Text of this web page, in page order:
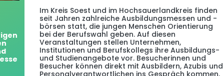
Im Kreis Soest und im Hochsauerlandkreis finden
seit Jahren zahlreiche Ausbildungsmessen und -
börsen statt, die jungen Menschen Orientierung
bei der Berufswahl geben. Auf diesen
Veranstaltungen stellen Unternehmen,
Institutionen und Berufskollegs ihre Ausbildungs-
und Studienangebote vor. Besucherinnen und
Besucher können direkt mit Ausbildern, Azubis und